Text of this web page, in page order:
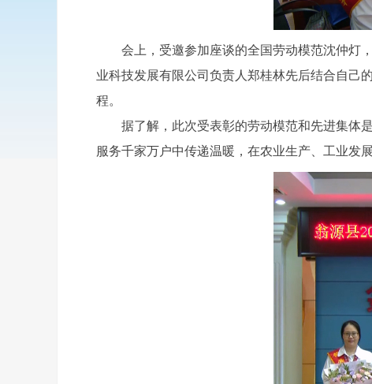
会上，受邀参加座谈的全国劳动模范沈仲灯，
业科技发展有限公司负责人郑桂林先后结合自己
程。
据了解，此次受表彰的劳动模范和先进集体是
服务千家万户中传递温暖，在农业生产、工业发